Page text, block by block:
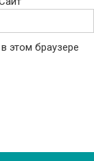
этом браузере